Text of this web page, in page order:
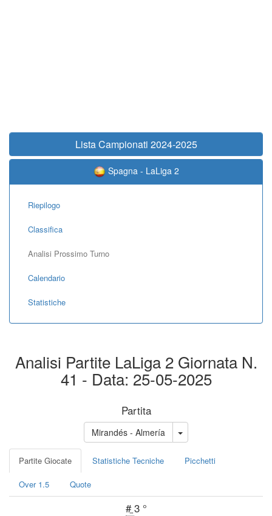
Lista Campionati 2024-2025
Spagna - LaLiga 2
Riepilogo
Classifica
Analisi Prossimo Turno
Calendario
Statistiche
Analisi Partite LaLiga 2 Giornata N.
41 - Data: 25-05-2025
Partita
Mirandés - Almería
Partite Giocate Statistiche Tecniche Picchetti
Over 1.5 Quote
#3 °